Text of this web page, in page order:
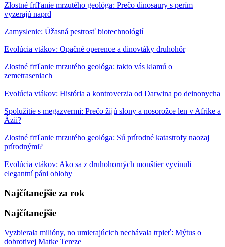
Zlostné frfľanie mrzutého geológa: Prečo dinosaury s perím
vyzerajú naprd
Zamyslenie: Úžasná pestrosť biotechnológií
Evolúcia vtákov: Opačné operence a dinovtáky druhohôr
Zlostné frfľanie mrzutého geológa: takto vás klamú o
zemetraseniach
Evolúcia vtákov: História a kontroverzia od Darwina po deinonycha
Spolužitie s megazvermi: Prečo žijú slony a nosorožce len v Afrike a
Ázii?
Zlostné frfľanie mrzutého geológa: Sú prírodné katastrofy naozaj
prírodnými?
Evolúcia vtákov: Ako sa z druhohorných monštier vyvinuli
elegantní páni oblohy
Najčítanejšie za rok
Najčítanejšie
Vyzbierala milióny, no umierajúcich nechávala trpieť: Mýtus o
dobrotivej Matke Tereze